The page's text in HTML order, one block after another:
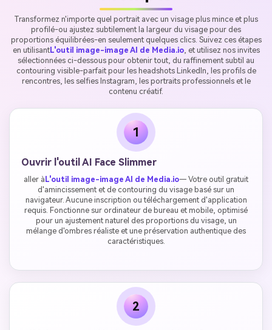
Transformez n'importe quel portrait avec un visage plus mince et plus
profilé-ou ajustez subtilement la largeur du visage pour des
proportions équilibrées-en seulement quelques clics. Suivez ces étapes
en utilisantL'outil image-image AI de Media.io, et utilisez nos invites
sélectionnées ci-dessous pour obtenir tout, du raffinement subtil au
contouring visible-parfait pour les headshots LinkedIn, les profils de
rencontres, les selfies Instagram, les portraits professionnels et le
contenu créatif.
1
Ouvrir l'outil AI Face Slimmer
aller à L'outil image-image AI de Media.io— Votre outil gratuit
d'amincissement et de contouring du visage basé sur un
navigateur. Aucune inscription ou téléchargement d'application
requis. Fonctionne sur ordinateur de bureau et mobile, optimisé
pour un ajustement naturel des proportions du visage, un
mélange d'ombres réaliste et une préservation authentique des
caractéristiques.
2